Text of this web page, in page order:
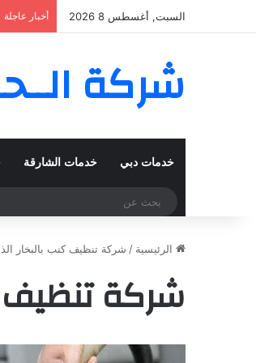
السبت, أغسطس 8 2026 أخبار عاجلة
شركة
خدمات دبي خدمات الشارقة
الرئيسية / شركة تنظيف كنب بالبخار
شركة تنظيف